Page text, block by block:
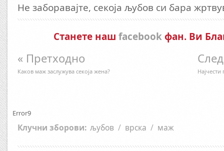
Не заборавајте, секоја љубов си бара
Станете наш facebookфан. Ви
« Претходно
Каков маж заслужува секоја жена? Најчести
Error9
Клучни зборови: љубов / врска / маж